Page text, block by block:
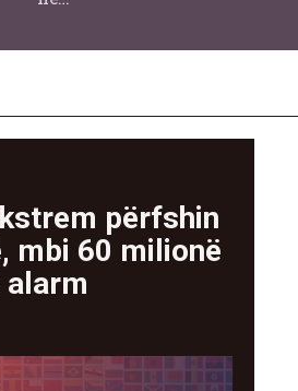
përfshin
mbi 60 milionë
alarm